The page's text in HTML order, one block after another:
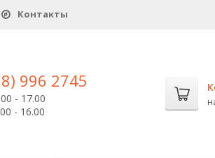
Контакты
996 2745
- 17.00
- 16.00